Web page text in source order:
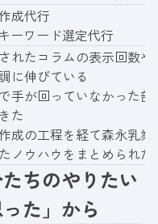
成代行
ーワード選定代行
れたコラムの表示回数や
に伸びている
手が回っていなかった部
た
成の工程を経て森永乳業
ノウハウをまとめられた
ちのやりたい
た」から